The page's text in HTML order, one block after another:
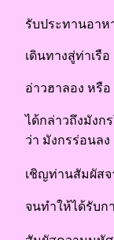
รับประทานอาห
เดินทางสู่ท่าเรื
อ่าวฮาลอง หรื
ได้กล่าวถึงมังก
ว่า มังกรร่อนลง
เชิญท่านสัมผัส
จนทำให้ได้รับก